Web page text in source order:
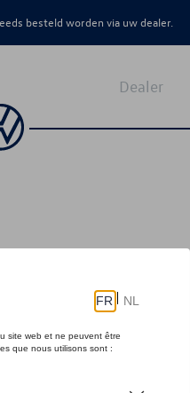
besteld worden via uw dealer.
Dealer
links